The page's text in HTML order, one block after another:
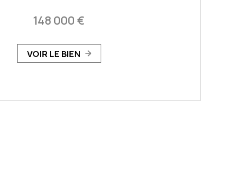
148 000 €
VOIR LE BIEN